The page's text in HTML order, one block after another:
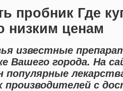
пробник Где
низким ценам
известные
Вашего города. На
популярные
с